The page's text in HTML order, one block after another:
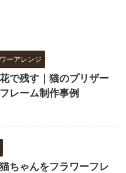
ーアレンジ
で残す｜猫のプリザー
レーム制作事例
ちゃんをフラワーフレ